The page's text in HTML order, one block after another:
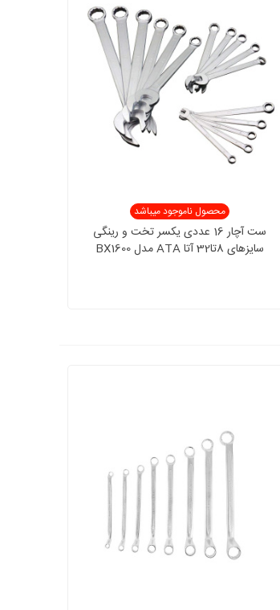
محصول ناموجود میباشد
ست آچار 16 عددی یکسر تخت و رینگی
سایزهای 8تا32 آتا ATA مدل BX1600